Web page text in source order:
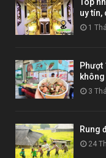
uy tín,
1
Phượt
3
Rung
24